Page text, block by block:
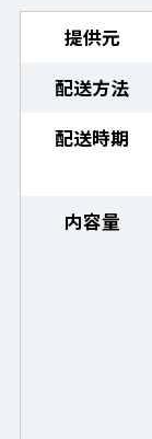
提供元
配送方法
配送時期
内容量